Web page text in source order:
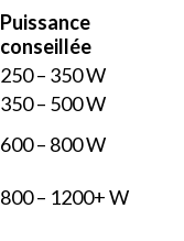
Puissance
conseillée
250 – 350 W
350 – 500 W
600 – 800 W
800 – 1200+ W